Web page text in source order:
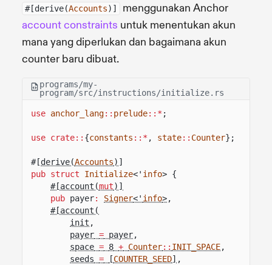
#[derive(Accounts)]
menggunakan Anchor
account constraints untuk menentukan akun
mana yang diperlukan dan bagaimana akun
counter baru dibuat.
programs/my-
program/src/instructions/initialize.rs
use anchor_lang:: prelude::* ;
use crate:: {constants ::* , state:: Counter};
#[derive(Accounts) ]
pub struct
Initialize<' info> {
#[account(mut)]
pub payer: Signer<' info>,
#[account(
init ,
payer = payer,
space = 8 + Counter:: INIT_SPACE,
seeds = [COUNTER_SEED] ,